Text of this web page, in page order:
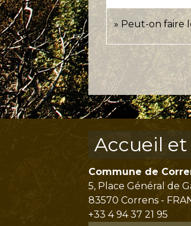
Peut-on faire
Accueil et
Commune de
5, Place Général de
83570 Correns -
+33 4 94 37 21 95